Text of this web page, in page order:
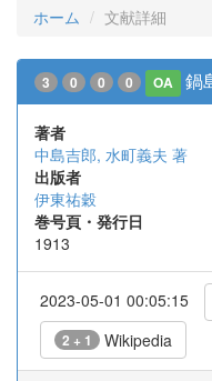
ホーム 文献詳細
3 0 0 0 OA 鍋
著者
中島吉郎, 水町義夫 著
出版者
伊東祐穀
巻号頁・発行日
1913
2023-05-01 00:05:15
2 + 1 Wikipedia